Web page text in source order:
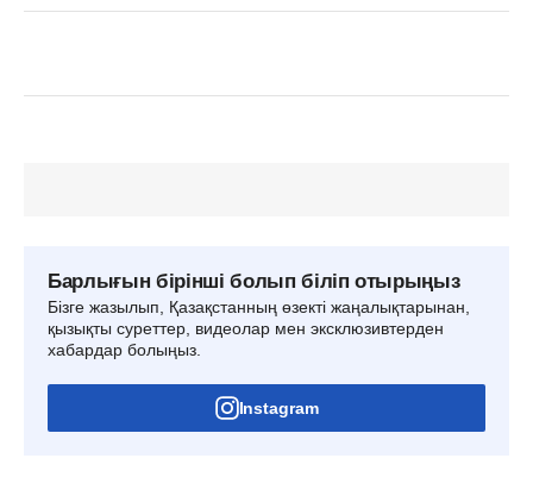
Барлығын бірінші болып біліп отырыңыз
Бізге жазылып, Қазақстанның өзекті жаңалықтарынан,
қызықты суреттер, видеолар мен эксклюзивтерден
хабардар болыңыз.
Instagram